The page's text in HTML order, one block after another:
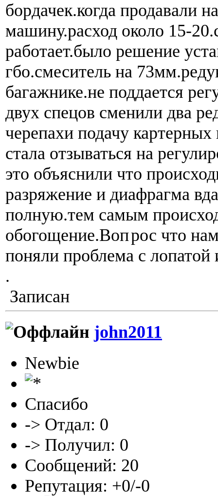
бордачек.когда продавали
машину.расход около 15-
работает.было решение
гбо.смеситель на
багажнике.не поддается
двух спецов сменили два
черепахи подачу
стала отзываться на
это объяснили что
разряжение и диафрагма
полную.тем самым
обогощение.Вопрос что
поняли проблема с
.
Записан
john2011
Newbie
Спасибо
-> Отдал: 0
-> Получил: 0
Сообщений: 20
Репутация: +0/-0